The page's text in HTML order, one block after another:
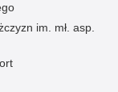
im. mł. asp.